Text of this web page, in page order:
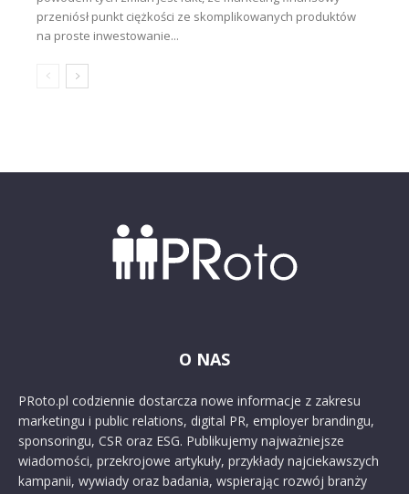
przeniósł punkt ciężkości ze skomplikowanych produktów
na proste inwestowanie...
O NAS
PRoto.pl codziennie dostarcza nowe informacje z zakresu
marketingu i public relations, digital PR, employer brandingu,
sponsoringu, CSR oraz ESG. Publikujemy najważniejsze
wiadomości, przekrojowe artykuły, przykłady najciekawszych
kampanii, wywiady oraz badania, wspierając rozwój branży